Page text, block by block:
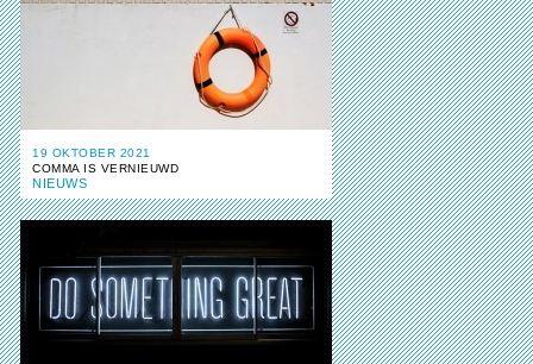
19 OKTOBER 2021
COMMA IS VERNIEUWD
NIEUWS